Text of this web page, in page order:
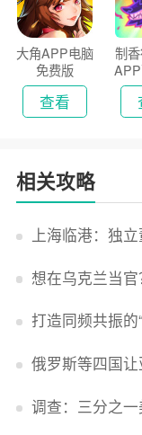
大角APP电脑
免费版
查看
制
相关攻略
上海临港：独
想在乌克兰当
打造同频共振的
俄罗斯等四国让亚
调查：三分之一美国人